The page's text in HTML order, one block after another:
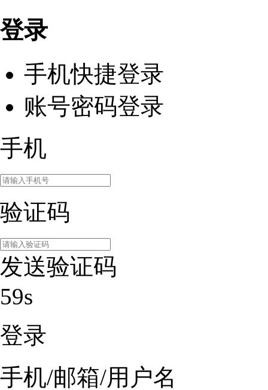
登录
手机快捷登录
账号密码登录
手机
验证码
发送验证码
59s
登录
手机/邮箱/用户名